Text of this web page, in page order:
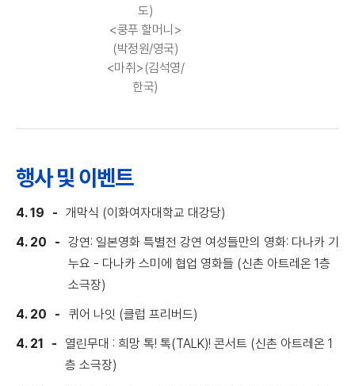
도)
<쿵푸 할머니>
(박정원/영국)
<마취>(김석영/
한국)
행사 및 이벤트
4. 19
개막식 (이화여자대학교 대강당)
4. 20
강연: 일본영화 특별전 강연 여성들만의 영화: 다나카 기
누요 - 다나카 스미에 협업 영화들 (신촌 아트레온 1층
소극장)
4. 20
퀴어 나잇 (클럽 프리버드)
4. 21
열린무대 : 희망 톡! 톡(TALK)! 콘서트 (신촌 아트레온 1
층 소극장)